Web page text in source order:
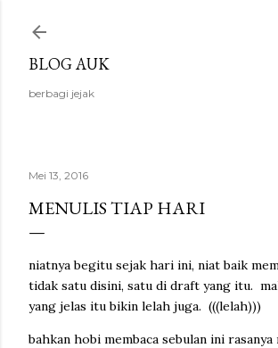
BLOG AUK
berbagi jejak
Mei 13, 2016
MENULIS TIAP HARI
niatnya begitu sejak hari ini, niat baik
tidak satu disini, satu di draft yang itu.
yang jelas itu bikin lelah juga. (((lelah)))
bahkan hobi membaca sebulan ini rasanya